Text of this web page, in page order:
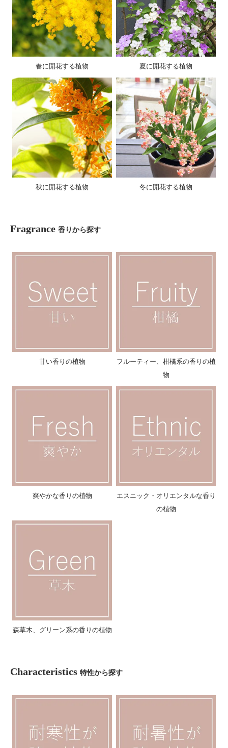
春に開花する植物 夏に開花する植物
秋に開花する植物 冬に開花する植物
Fragrance 香りから探す
甘い香りの植物
フルーティー、柑橘系の香りの植
物
爽やかな香りの植物
エスニック・オリエンタルな香り
の植物
森草木、グリーン系の香りの植物
Characteristics 特性から探す